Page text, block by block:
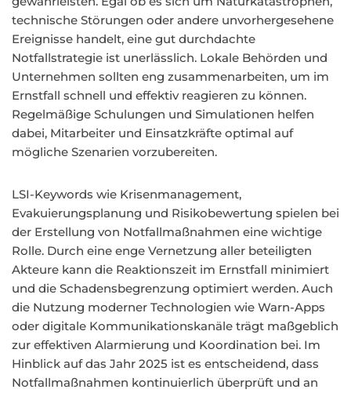
technische Störungen oder andere unvorhergesehene
Ereignisse handelt, eine gut durchdachte
Notfallstrategie ist unerlässlich. Lokale Behörden und
Unternehmen sollten eng zusammenarbeiten, um im
Ernstfall schnell und effektiv reagieren zu können.
Regelmäßige Schulungen und Simulationen helfen
dabei, Mitarbeiter und Einsatzkräfte optimal auf
mögliche Szenarien vorzubereiten.
LSI-Keywords wie Krisenmanagement,
Evakuierungsplanung und Risikobewertung spielen bei
der Erstellung von Notfallmaßnahmen eine wichtige
Rolle. Durch eine enge Vernetzung aller beteiligten
Akteure kann die Reaktionszeit im Ernstfall minimiert
und die Schadensbegrenzung optimiert werden. Auch
die Nutzung moderner Technologien wie Warn-Apps
oder digitale Kommunikationskanäle trägt maßgeblich
zur effektiven Alarmierung und Koordination bei. Im
Hinblick auf das Jahr 2025 ist es entscheidend, dass
Notfallmaßnahmen kontinuierlich überprüft und an